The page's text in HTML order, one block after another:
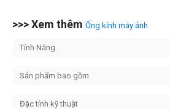
>>> Xem thêm Ống kính máy ảnh
Tính Năng
Sản phẩm bao gồm
Đặc tính kỹ thuật